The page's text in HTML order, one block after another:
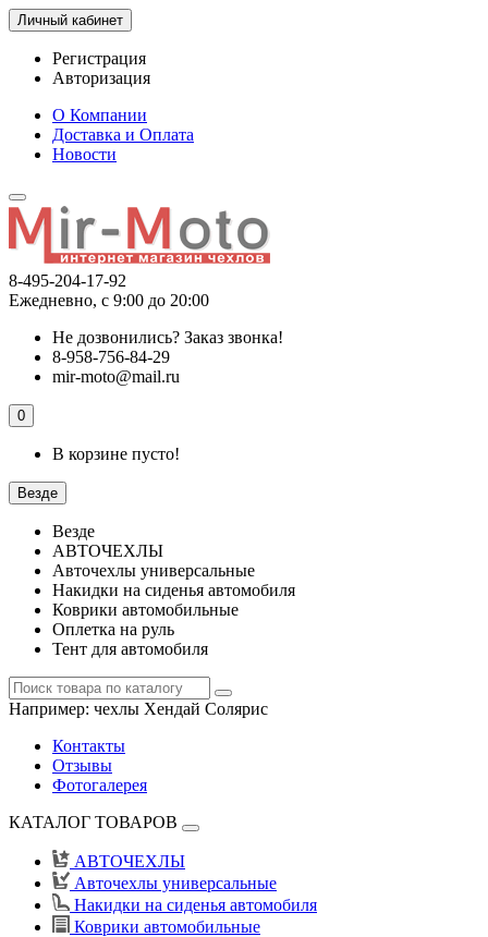
Личный кабинет
Регистрация
Авторизация
О Компании
Доставка и Оплата
Новости
8-495-204-17-92
Ежедневно, с 9:00 до 20:00
Не дозвонились? Заказ звонка!
8-958-756-84-29
mir-moto@mail.ru
0
В корзине пусто!
Везде
Везде
АВТОЧЕХЛЫ
Авточехлы универсальные
Накидки на сиденья автомобиля
Коврики автомобильные
Оплетка на руль
Тент для автомобиля
Например: чехлы Хендай Солярис
Контакты
Отзывы
Фотогалерея
КАТАЛОГ ТОВАРОВ
АВТОЧЕХЛЫ
Авточехлы универсальные
Накидки на сиденья автомобиля
Коврики автомобильные